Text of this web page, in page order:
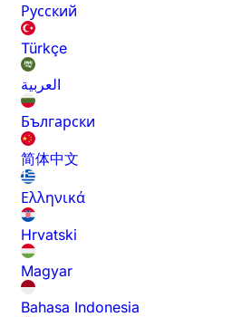
Русский
Türkçe
العربية
Български
简体中文
Ελληνικά
Hrvatski
Magyar
Bahasa Indonesia